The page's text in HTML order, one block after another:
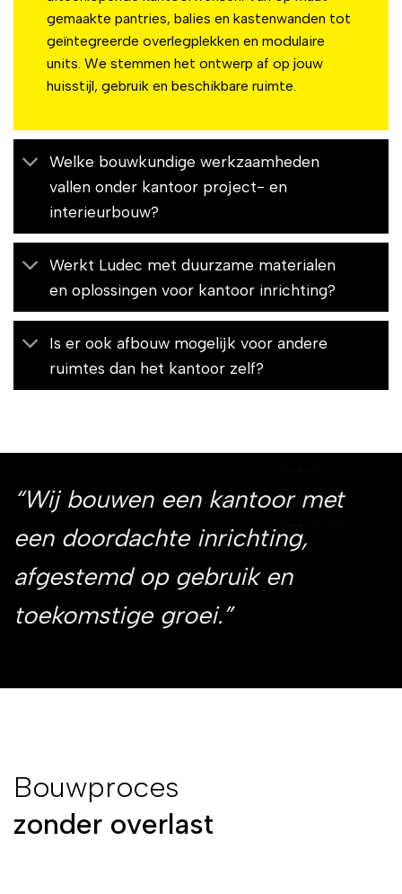
gemaakte pantries, balies en kastenwanden tot
geïntegreerde overlegplekken en modulaire
units. We stemmen het ontwerp af op jouw
huisstijl, gebruik en beschikbare ruimte.
Welke bouwkundige werkzaamheden
vallen onder kantoor project- en
interieurbouw?
Werkt Ludec met duurzame materialen
en oplossingen voor kantoor inrichting?
Is er ook afbouw mogelijk voor andere
ruimtes dan het kantoor zelf?
“Wij bouwen een kantoor met
een doordachte inrichting,
afgestemd op gebruik en
toekomstige groei.”
Bouwproces
zonder overlast